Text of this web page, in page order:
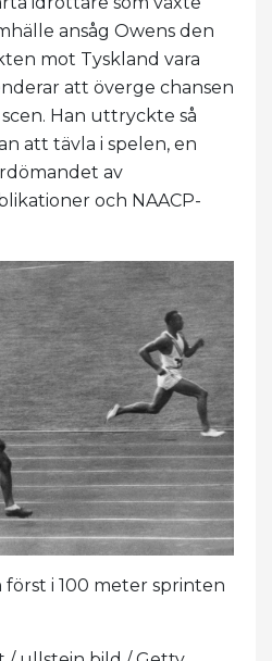
ansåg Owens den
mot Tyskland vara
att överge chansen
Han uttryckte så
att tävla i spelen, en
av
och NAACP-
i 100 meter sprinten